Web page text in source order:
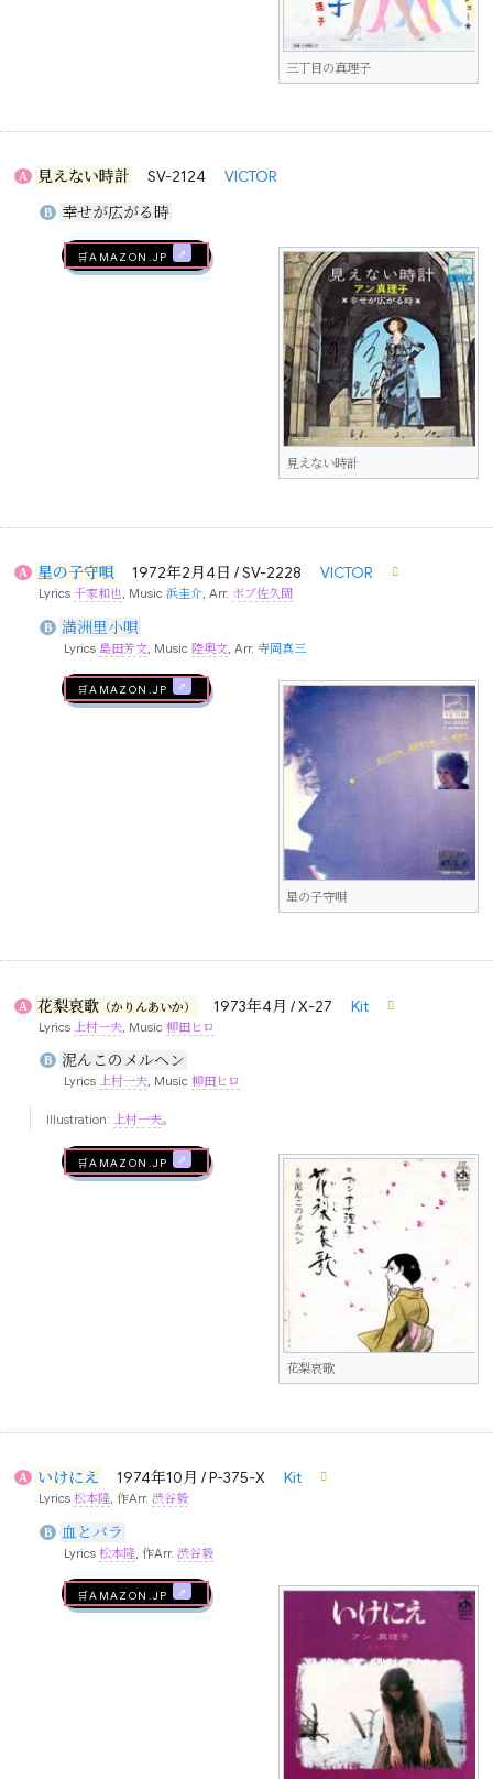
三丁目の真理子
A 見えない時計 SV-2124 VICTOR
B 幸せが広がる時
見えない時計
🛒AMAZON.jp
A 星の子守唄 1972年2月4日 / SV-2228 VICTOR
Lyrics千家和也, Music浜圭介, Arr. ボブ佐久間
B 満洲里小唄
Lyrics 島田芳文, Music 陸奥文, Arr. 寺岡真三
星の子守唄
🛒AMAZON.jp
A 花梨哀歌 （かりんあいか） 1973年4月 / X-27 Kit
Lyrics 上村一夫 , Music柳田ヒロ
B 泥んこのメルヘン
Lyrics 上村一夫, Music 柳田ヒロ
Illustration:上村一夫。
花梨哀歌
🛒AMAZON.jp
A いけにえ 1974年10月 / P-375-X Kit
Lyrics松本隆, 作Arr.渋谷毅
B 血とバラ
Lyrics 松本隆, 作Arr. 渋谷毅
🛒AMAZON.jp